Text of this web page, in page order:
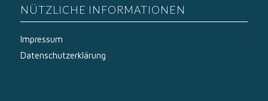
NÜTZLICHE INFORMATIONEN
Impressum
Datenschutzerklärung